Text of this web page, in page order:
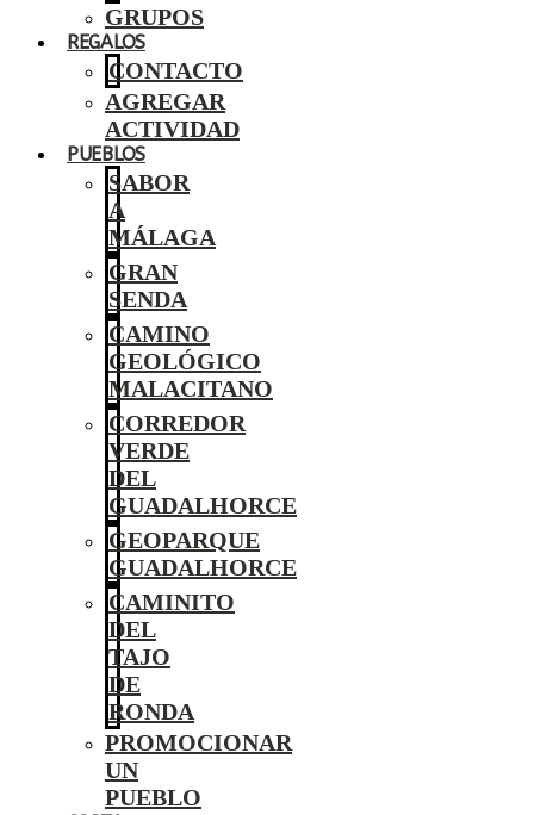
GRUPOS
REGALOS
CONTACTO
AGREGAR
ACTIVIDAD
PUEBLOS
SABOR
A
MÁLAGA
GRAN
SENDA
CAMINO
GEOLÓGICO
MALACITANO
CORREDOR
VERDE
DEL
GUADALHORCE
GEOPARQUE
GUADALHORCE
CAMINITO
DEL
TAJO
DE
RONDA
PROMOCIONAR
UN
PUEBLO